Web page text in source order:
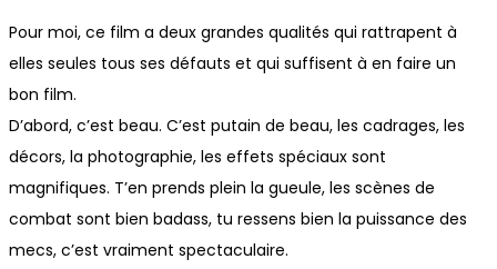
Pour moi, ce film a deux grandes qualités qui rattrapent à
elles seules tous ses défauts et qui suffisent à en faire un
bon film.
D’abord, c’est beau. C’est putain de beau, les cadrages, les
décors, la photographie, les effets spéciaux sont
magnifiques. T’en prends plein la gueule, les scènes de
combat sont bien badass, tu ressens bien la puissance des
mecs, c’est vraiment spectaculaire.